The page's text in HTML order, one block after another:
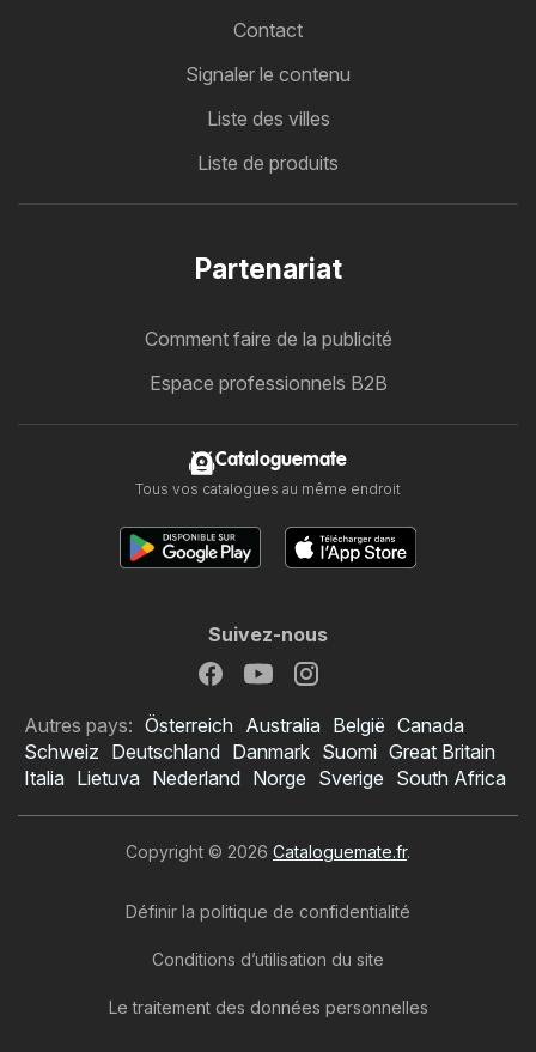
Contact
Signaler le contenu
Liste des villes
Liste de produits
Partenariat
Comment faire de la publicité
Espace professionnels B2B
Cataloguemate
Tous vos catalogues au même endroit
Suivez-nous
Autres pays: Österreich Australia België Canada
Schweiz Deutschland Danmark Suomi Great Britain
Italia Lietuva Nederland Norge Sverige South Africa
Copyright © 2026 Cataloguemate.fr.
Définir la politique de confidentialité
Conditions d’utilisation du site
Le traitement des données personnelles